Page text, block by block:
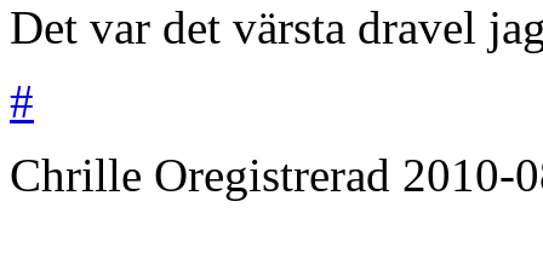
Det var det värsta dravel
#
Chrille Oregistrerad 2010-